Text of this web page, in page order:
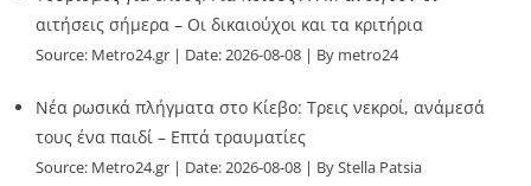
αιτήσεις σήμερα – Οι δικαιούχοι και τα κριτήρια
Source: Metro24.gr Date: 2026-08-08 By metro24
Νέα ρωσικά πλήγματα στο Κίεβο: Τρεις νεκροί, ανάμεσά
τους ένα παιδί – Επτά τραυματίες
Source: Metro24.gr Date: 2026-08-08 By Stella Patsia